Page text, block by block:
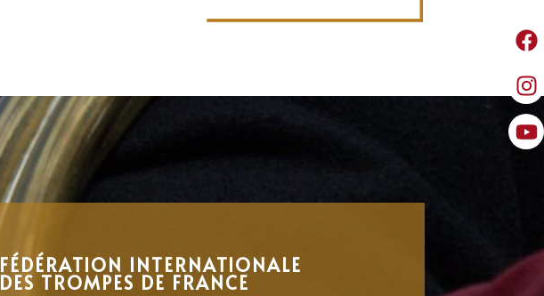
FÉDÉRATION INTERNATIONALE
DES TROMPES DE FRANCE